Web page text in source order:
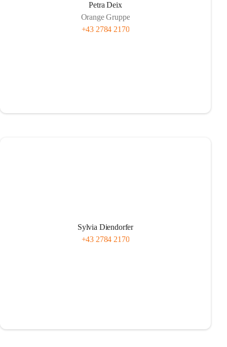
Petra Deix
Orange Gruppe
+43 2784 2170
Sylvia Diendorfer
+43 2784 2170